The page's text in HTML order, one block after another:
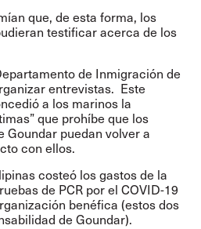
que, de esta forma, los
testificar acerca de los
de Inmigración de
entrevistas. Este
a los marinos la
que prohíbe que los
Goundar puedan volver a
con ellos.
costeó los gastos de la
de PCR por el COVID-19
benéfica (estos dos
de Goundar).